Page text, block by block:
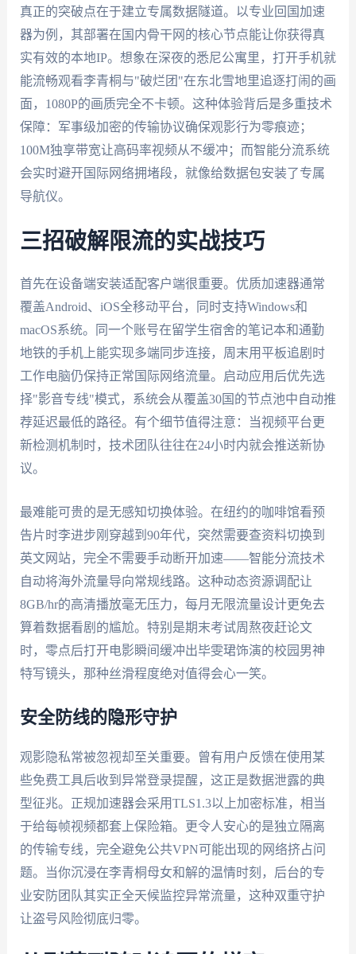
真正的突破点在于建立专属数据隧道。以专业回国加速
器为例，其部署在国内骨干网的核心节点能让你获得真
实有效的本地IP。想象在深夜的悉尼公寓里，打开手机就
能流畅观看李青桐与"破烂团"在东北雪地里追逐打闹的画
面，1080P的画质完全不卡顿。这种体验背后是多重技术
保障：军事级加密的传输协议确保观影行为零痕迹；
100M独享带宽让高码率视频从不缓冲；而智能分流系统
会实时避开国际网络拥堵段，就像给数据包安装了专属
导航仪。
三招破解限流的实战技巧
首先在设备端安装适配客户端很重要。优质加速器通常
覆盖Android、iOS全移动平台，同时支持Windows和
macOS系统。同一个账号在留学生宿舍的笔记本和通勤
地铁的手机上能实现多端同步连接，周末用平板追剧时
工作电脑仍保持正常国际网络流量。启动应用后优先选
择"影音专线"模式，系统会从覆盖30国的节点池中自动推
荐延迟最低的路径。有个细节值得注意：当视频平台更
新检测机制时，技术团队往往在24小时内就会推送新协
议。
最难能可贵的是无感知切换体验。在纽约的咖啡馆看预
告片时李进步刚穿越到90年代，突然需要查资料切换到
英文网站，完全不需要手动断开加速——智能分流技术
自动将海外流量导向常规线路。这种动态资源调配让
8GB/hr的高清播放毫无压力，每月无限流量设计更免去
算着数据看剧的尴尬。特别是期末考试周熬夜赶论文
时，零点后打开电影瞬间缓冲出毕雯珺饰演的校园男神
特写镜头，那种丝滑程度绝对值得会心一笑。
安全防线的隐形守护
观影隐私常被忽视却至关重要。曾有用户反馈在使用某
些免费工具后收到异常登录提醒，这正是数据泄露的典
型征兆。正规加速器会采用TLS1.3以上加密标准，相当
于给每帧视频都套上保险箱。更令人安心的是独立隔离
的传输专线，完全避免公共VPN可能出现的网络挤占问
题。当你沉浸在李青桐母女和解的温情时刻，后台的专
业安防团队其实正全天候监控异常流量，这种双重守护
让盗号风险彻底归零。